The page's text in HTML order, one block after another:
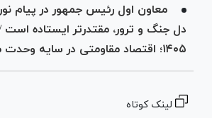
معاون اول رئیس جمهور در پیام
دل جنگ و ترور، مقتدرتر ایستاده است
۱۴۰۵؛ اقتصاد مقاومتی در سایه وحدت ملی
لینک کوتاه